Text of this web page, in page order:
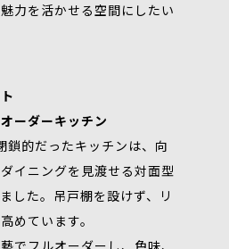
力を活かせる空間にしたい
ーダーキッチン
的だったキッチンは、向
イニングを見渡せる対面型
した。吊戸棚を設けず、リ
めています。